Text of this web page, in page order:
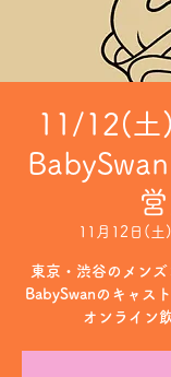
11/12(
11月12日(土)
東京・渋谷のメン
BabySwanのキャス
オンライン